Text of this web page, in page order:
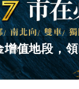
增值地段，